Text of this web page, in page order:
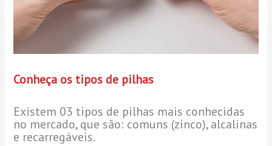
Conheça os tipos de pilhas
Existem 03 tipos de pilhas mais conhecidas
no mercado, que são: comuns (zinco), alcalinas
e recarregáveis.